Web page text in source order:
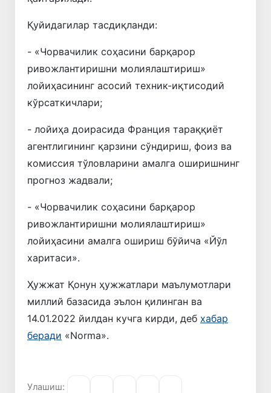
Қуйидагилар тасдиқланди:
- «Чорвачилик соҳасини барқарор
ривожлантиришни молиялаштириш»
лойиҳасининг асосий техник-иқтисодий
кўрсаткичлари;
- лойиҳа доирасида Франция тараққиёт
агентлигининг қарзини сўндириш, фоиз ва
комиссия тўловларини амалга оширишнинг
прогноз жадвали;
- «Чорвачилик соҳасини барқарор
ривожлантиришни молиялаштириш»
лойиҳасини амалга ошириш бўйича «Йўл
харитаси».
Ҳужжат Қонун ҳужжатлари маълумотлари
миллий базасида эълон қилинган ва
14.01.2022 йилдан кучга кирди, деб хабар
беради «Norma».
Улашиш: